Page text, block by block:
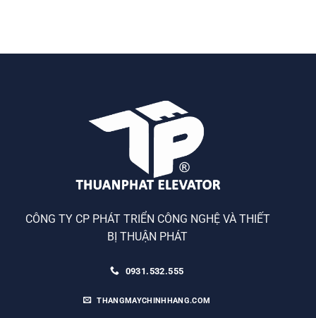
CÔNG TY CP PHÁT TRIỂN CÔNG NGHỆ VÀ THIẾT
BỊ THUẬN PHÁT
0931.532.555
THANGMAYCHINHHANG.COM